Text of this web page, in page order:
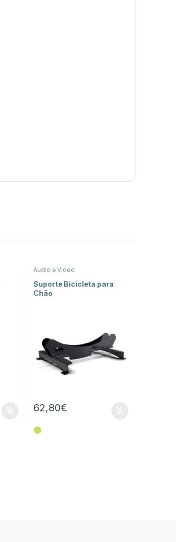
Audio e Vídeo
Suporte Bicicleta para
Chão
62,80€
⬤